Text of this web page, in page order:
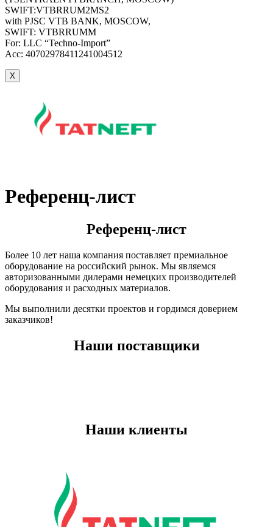
SWIFT:VTBRRUM2MS2
with PJSC VTB BANK, MOSCOW,
SWIFT: VTBRRUMM
For: LLC “Techno-Import”
Acc: 40702978411241004512
X
Референц-лист
Референц-лист
Более 10 лет наша компания поставляет премиальное
оборудование на российский рынок. Мы являемся
авторизованными дилерами немецких производителей
оборудования и расходных материалов.
Мы выполнили десятки проектов и гордимся доверием
заказчиков!
Наши поставщики
Наши клиенты